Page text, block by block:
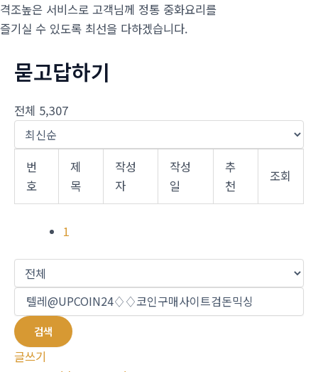
격조높은 서비스로 고객님께 정통 중화요리를
즐기실 수 있도록 최선을 다하겠습니다.
묻고답하기
전체 5,307
번
호
제
목
작성
자
작성
일
추
천
조회
1
검색
글쓰기